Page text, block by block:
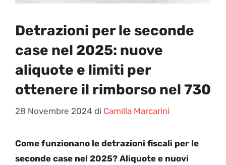
Detrazioni per le seconde
case nel 2025: nuove
aliquote e limiti per
ottenere il rimborso nel 730
28 Novembre 2024 di Camilla Marcarini
Come funzionano le detrazioni fiscali per le
seconde case nel 2025? Aliquote e nuovi